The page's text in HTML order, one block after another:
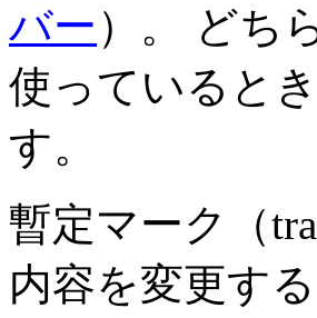
バー ）。 どち
使っていると
す。
暫定マーク（
内容を変更す